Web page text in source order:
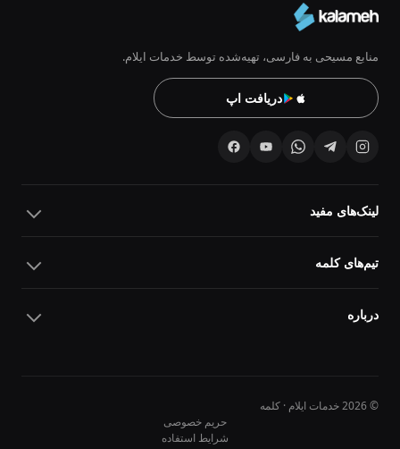
منابع مسیحی به فارسی، تهیه‌شده توسط خدمات ایلام.
دریافت اپ
لینک‌های مفید
تیم‌های کلمه
درباره
© 2026 خدمات ایلام · کلمه
حریم خصوصی
شرایط استفاده